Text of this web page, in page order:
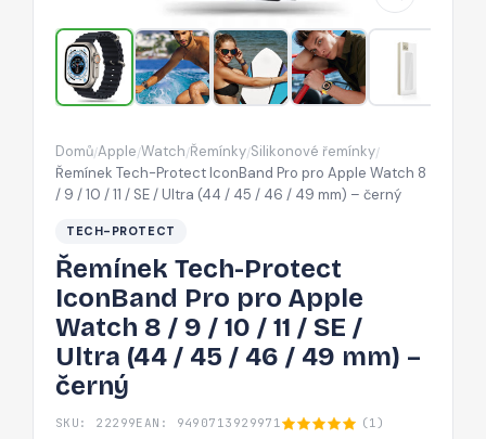
Apple
Watch
8
/
/
10
/
SE
/
Ultra
Domů/Apple/Watch/Řemínky/Silikonové řemínky/
Řemínek Tech-Protect IconBand Pro pro Apple Watch 8
/ 9 / 10 / 11 / SE / Ultra (44 / 45 / 46 / 49 mm) – černý
TECH-PROTECT
Řemínek Tech-Protect
IconBand Pro pro Apple
Watch 8 / 9 / 10 / 11 / SE /
Ultra (44 / 45 / 46 / 49 mm) –
černý
SKU: 22299EAN: 9490713929971 (1)